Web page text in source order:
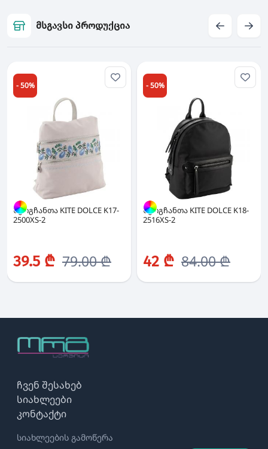
მსგავსი პროდუქცია
- 50%
ზურგჩანთა KITE DOLCE K17-
2500XS-2
39.5 ₾ 79.00 ₾
- 50%
ზურგჩანთა KITE DOLCE K18-
2516XS-2
42 ₾ 84.00 ₾
ჩვენ შესახებ
სიახლეები
კონტაქტი
სიახლეების გამოწერა